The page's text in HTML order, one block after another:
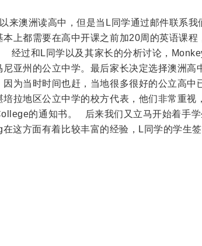
来澳洲读高中，但是当L同学通过邮件联系
本上都需要在高中开课之前加20周的英语课
经过和L同学以及其家长的分析讨论，
尼亚州的公立中学。最后家长决定选择澳洲高
因为当时时间也赶，当地很多很好的公立高中
培拉地区公立中学的校方代表，他们非常重视
的通知书。 后来我们又立马开始着手学
这方面有着比较丰富的经验，L同学的学生